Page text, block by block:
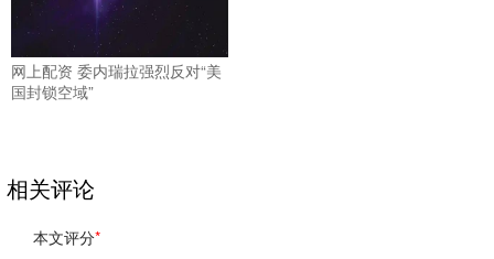
网上配资 委内瑞拉强烈反对“美
国封锁空域”
相关评论
本文评分*